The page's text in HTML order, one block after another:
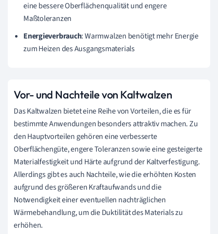
eine bessere Oberflächenqualität und engere
Maßtoleranzen
Energieverbrauch: Warmwalzen benötigt mehr Energie
zum Heizen des Ausgangsmaterials
Vor- und Nachteile von Kaltwalzen
Das Kaltwalzen bietet eine Reihe von Vorteilen, die es für
bestimmte Anwendungen besonders attraktiv machen. Zu
den Hauptvorteilen gehören eine verbesserte
Oberflächengüte, engere Toleranzen sowie eine gesteigerte
Materialfestigkeit und Härte aufgrund der Kaltverfestigung.
Allerdings gibt es auch Nachteile, wie die erhöhten Kosten
aufgrund des größeren Kraftaufwands und die
Notwendigkeit einer eventuellen nachträglichen
Wärmebehandlung, um die Duktilität des Materials zu
erhöhen.